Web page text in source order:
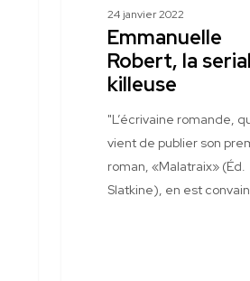
24 janvier 2022
Emmanuelle
Robert, la serial
killeuse
"L’écrivaine romande,
vient de publier son
roman, «Malatraix» (Éd.
Slatkine), en est